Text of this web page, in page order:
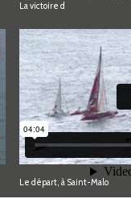
La victoire d
Le départ, à Saint-Malo